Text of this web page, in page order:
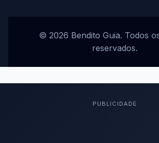
© 2026 Bendito Guia. Todos
reservados.